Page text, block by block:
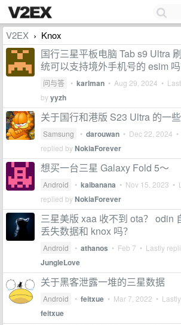
V2EX › Knox
国行三星平板电脑 Tab s9 Ultra
统可以支持境外手机号的 esim 吗
问与答 • karlman • Aug 29, 2024 •
byyyzh
关于国行和港版 S23 Ultra 的一
Samsung • darouwan • Dec 22, 2024
replied byNokiaForever
想买一台三星 Galaxy Fold 5～
Android • kaibanana • Nov 15, 2023 •
replied byNokiaForever
三星美版 xaa 收不到 ota？ odin
丢失数据和 knox 吗？
Android • athanos • Feb 7 • Lastly
JungleLove
关于黑客泄露一堆的三星数据
Android • feitxue • Mar 7, 2022 •
feitxue